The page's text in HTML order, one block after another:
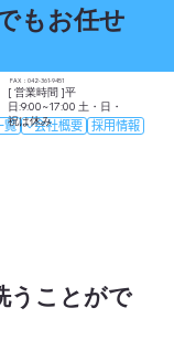
もお任せ
採用情報
会社概要
覧
FAX：042-361-9451
[ 営業時間 ]平
日:9:00~17:00 土・日・
祝は休み
うことがで